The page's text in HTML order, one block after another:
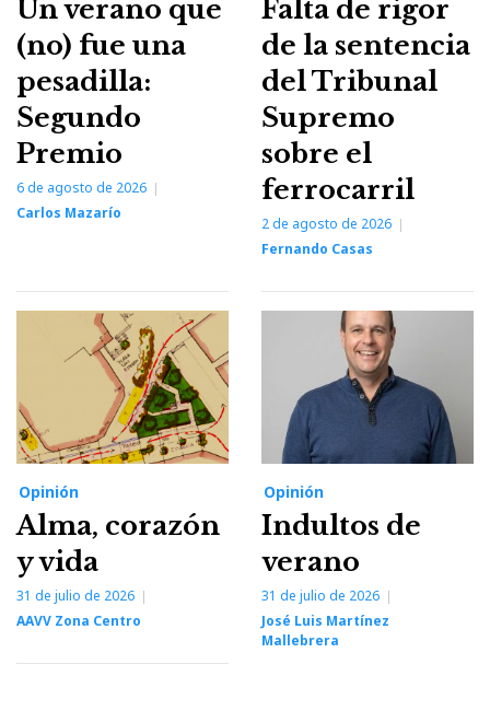
Un verano que
(no) fue una
pesadilla:
Segundo
Premio
6 de agosto de 2026
Carlos Mazarío
Falta de rigor
de la sentencia
del Tribunal
Supremo
sobre el
ferrocarril
2 de agosto de 2026
Fernando Casas
Opinión
Alma, corazón
y vida
31 de julio de 2026
AAVV Zona Centro
Opinión
Indultos de
verano
31 de julio de 2026
José Luis Martínez
Mallebrera